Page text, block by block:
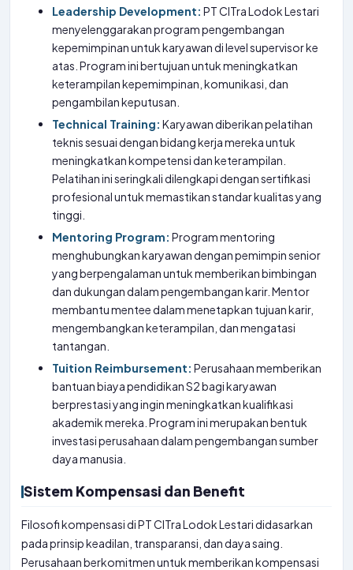
Leadership Development: PT CITra Lodok Lestari
menyelenggarakan program pengembangan
kepemimpinan untuk karyawan di level supervisor ke
atas. Program ini bertujuan untuk meningkatkan
keterampilan kepemimpinan, komunikasi, dan
pengambilan keputusan.
Technical Training: Karyawan diberikan pelatihan
teknis sesuai dengan bidang kerja mereka untuk
meningkatkan kompetensi dan keterampilan.
Pelatihan ini seringkali dilengkapi dengan sertifikasi
profesional untuk memastikan standar kualitas yang
tinggi.
Mentoring Program: Program mentoring
menghubungkan karyawan dengan pemimpin senior
yang berpengalaman untuk memberikan bimbingan
dan dukungan dalam pengembangan karir. Mentor
membantu mentee dalam menetapkan tujuan karir,
mengembangkan keterampilan, dan mengatasi
tantangan.
Tuition Reimbursement: Perusahaan memberikan
bantuan biaya pendidikan S2 bagi karyawan
berprestasi yang ingin meningkatkan kualifikasi
akademik mereka. Program ini merupakan bentuk
investasi perusahaan dalam pengembangan sumber
daya manusia.
Sistem Kompensasi dan Benefit
Filosofi kompensasi di PT CITra Lodok Lestari didasarkan
pada prinsip keadilan, transparansi, dan daya saing.
Perusahaan berkomitmen untuk memberikan kompensasi